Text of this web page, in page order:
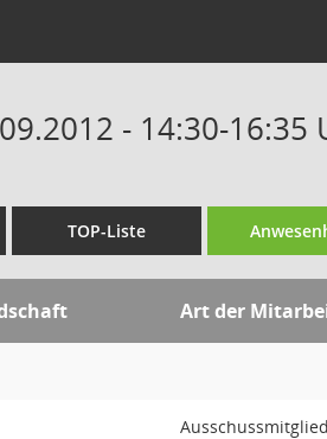
- 14:30-16:35
TOP-Liste
Art der
Ausschussmitglied